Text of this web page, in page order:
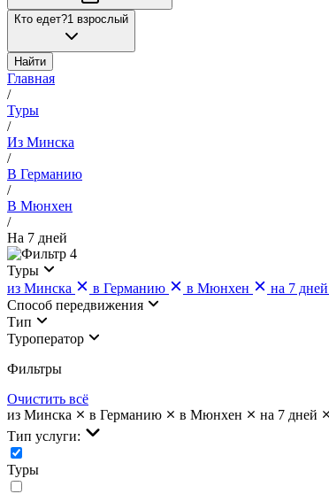
Кто едет?1 взрослый
Найти
Главная
/
Туры
/
Из Минска
/
В Германию
/
В Мюнхен
/
На 7 дней
4
Туры
из Минска
в Германию в Мюнхен
на 7 дней
Cпособ передвижения
Тип
Туроператор
Фильтры
Очистить всё
из Минска
в Германию в Мюнхен
на 7 дней
Тип услуги:
Туры